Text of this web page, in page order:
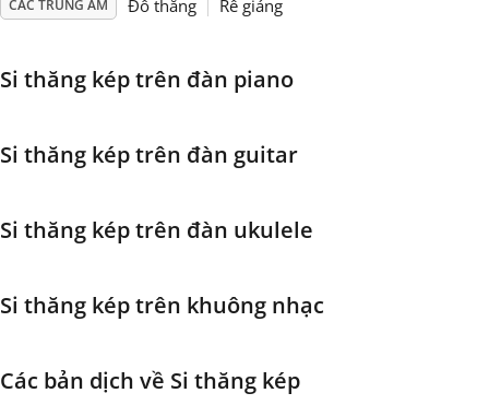
Français
한국어
हिन्दी
Italiano
CÁC TRÙNG ÂM Đô thăng Rê giáng
Si thăng kép trên đàn piano
Si thăng kép trên đàn guitar
Si thăng kép trên đàn ukulele
Si thăng kép trên khuông nhạc
Các bản dịch về Si thăng kép